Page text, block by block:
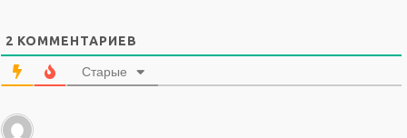
2 КОММЕНТАРИЕВ
Старые